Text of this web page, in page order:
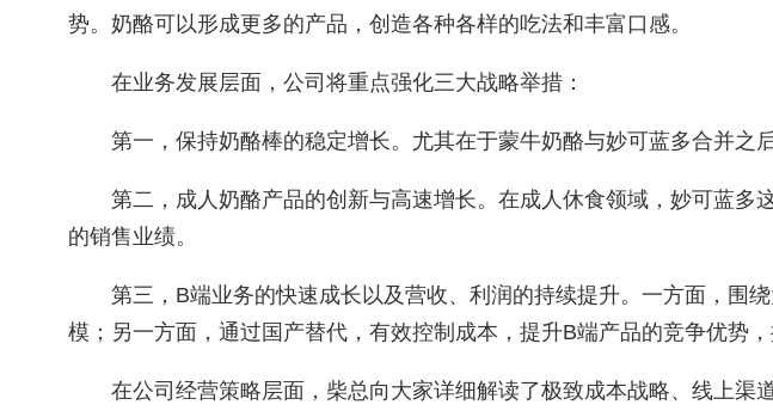
势。奶酪可以形成更多的产品，创造各种各样的吃法和丰富口感。
在业务发展层面，公司将重点强化三大战略举措：
第一，保持奶酪棒的稳定增长。尤其在于蒙牛奶酪与妙可蓝多合并之
第二，成人奶酪产品的创新与高速增长。在成人休食领域，妙可蓝
的销售业绩。
第三， B端业务的快速成长以及营收、利润的持续提升。一方面，围
模；另一方面，通过国产替代，有效控制成本，提升B端产品的竞争优势，
在公司经营策略层面，柴总向大家详细解读了极致成本战略、线上渠